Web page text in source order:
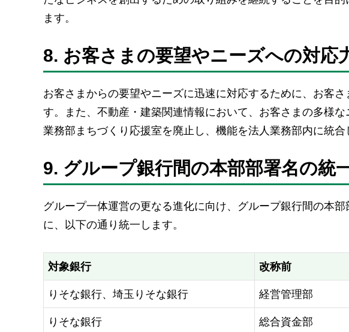
ます。
8. お客さまの要望やニーズへの対応
お客さまからの要望やニーズに迅速に対応するために、お客
す。また、不動産・建築関連情報において、お客さまの多様
業務部まちづくり応援室を廃止し、機能を法人業務部内に統合
9. グループ銀行間の本部部署名の統
グループ一体運営の更なる進化に向け、グループ銀行間の本
に、以下の通り統一します。
対象銀行 改称前
りそな銀行、 埼玉りそな銀行 経営管理部
りそな銀行
総合資金部